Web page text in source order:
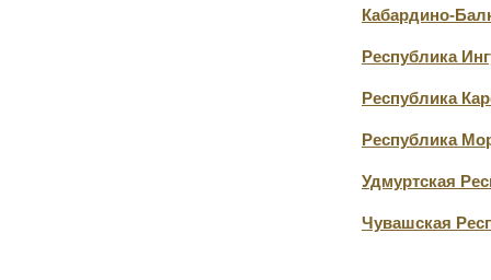
Кабардино-
Республика
Республика
Республика
Удмуртская
Чувашская